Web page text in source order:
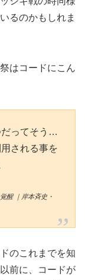
るのかもしれま
はコードにこん
ってそう…
される事を
醒 ｜岸本斉史・
のこれまでを知
前に、コードが